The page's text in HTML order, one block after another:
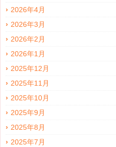
2026年4月
2026年3月
2026年2月
2026年1月
2025年12月
2025年11月
2025年10月
2025年9月
2025年8月
2025年7月